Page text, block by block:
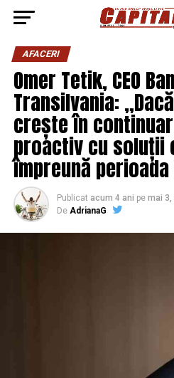
AFACERI
Omer Tetik, CEO
Transilvania:
crește în
proactiv cu soluții
împreună
Publicat acum 4 ani pe mai 3,
De AdrianaG